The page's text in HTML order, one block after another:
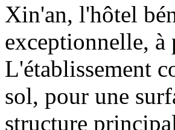
Xin'an, l'hôtel
exceptionnelle,
L'établissement
sol, pour une
structure